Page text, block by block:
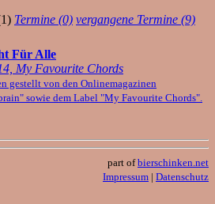
Termine (0) vergangene Termine (9)
Für Alle
My Favourite Chords
gestellt von den Onlinemagazinen
sowie dem Label "My Favourite Chords".
part ofbierschinken.net
Impressum | Datenschutz